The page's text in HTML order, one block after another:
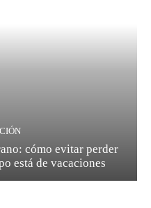
cómo evitar perder
está de vacaciones